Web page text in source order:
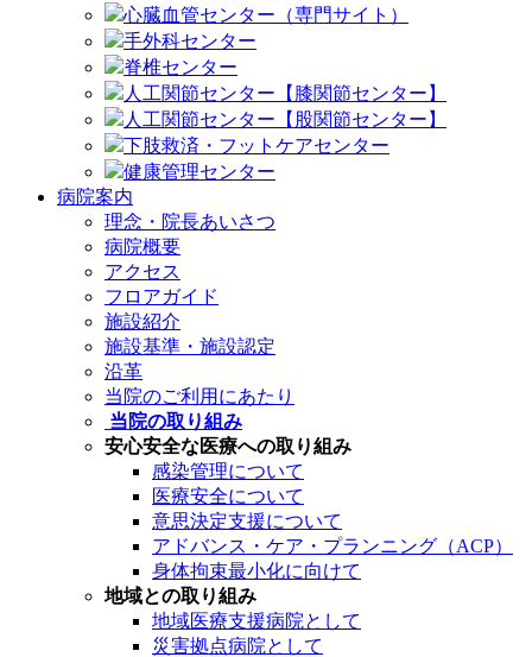
心臓血管センター（専門サイト）
手外科センター
脊椎センター
人工関節センター【膝関節センター】
人工関節センター【股関節センター】
下肢救済・フットケアセンター
健康管理センター
病院案内
理念・院長あいさつ
病院概要
アクセス
フロアガイド
施設紹介
施設基準・施設認定
沿革
当院のご利用にあたり
当院の取り組み
安心安全な医療への取り組み
感染管理について
医療安全について
意思決定支援について
アドバンス・ケア・プランニング（ACP）
身体拘束最小化に向けて
地域との取り組み
地域医療支援病院として
災害拠点病院として